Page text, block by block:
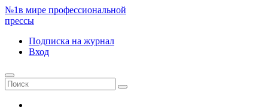
№1в мире профессиональной
прессы
Подписка на журнал
Вход